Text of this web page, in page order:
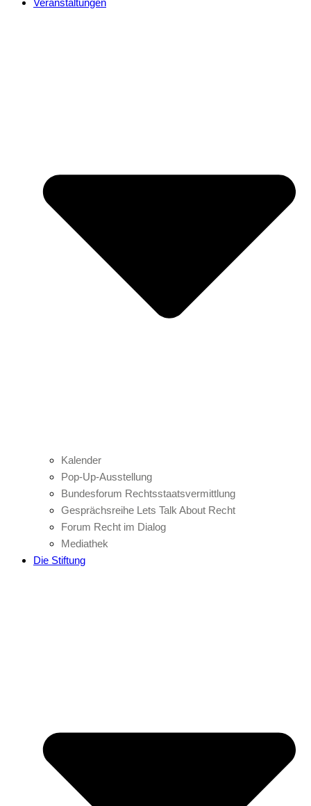
Veranstaltungen
Kalender
Pop-Up-Ausstellung
Bundesforum Rechtsstaatsvermittlung
Gesprächsreihe Lets Talk About Recht
Forum Recht im Dialog
Mediathek
Die Stiftung